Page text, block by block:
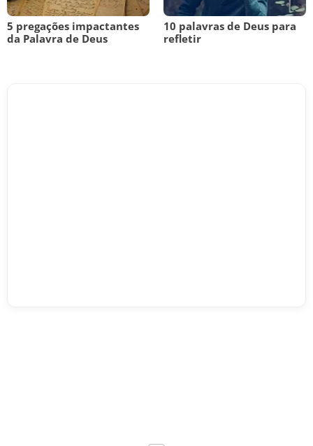
5 pregações impactantes
da Palavra de Deus
10 palavras de Deus para
refletir